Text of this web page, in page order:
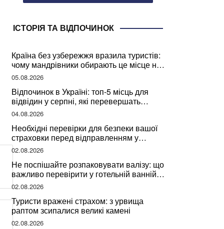
ІСТОРІЯ ТА ВІДПОЧИНОК
Країна без узбережжя вразила туристів:
чому мандрівники обирають це місце на
відпочинок
05.08.2026
Відпочинок в Україні: топ-5 місць для
відвідин у серпні, які перевершать
закордонні враження
04.08.2026
Необхідні перевірки для безпеки вашої
страховки перед відправленням у
подорож
02.08.2026
Не поспішайте розпаковувати валізу: що
важливо перевірити у готельній ванній
за словами досвідченої мандрівниці
02.08.2026
Туристи вражені страхом: з урвища
раптом зсипалися великі камені
02.08.2026